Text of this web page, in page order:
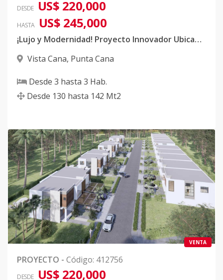
DESDE US$ 220,000
HASTA US$ 245,000
¡Lujo y Modernidad! Proyecto Innovador Ubicado en Vista Cana!
Vista Cana, Punta Cana
Desde 3 hasta 3 Hab.
Desde 130 hasta 142 Mt2
VENTA
PROYECTO - Código: 412756
DESDE US$ 220,000